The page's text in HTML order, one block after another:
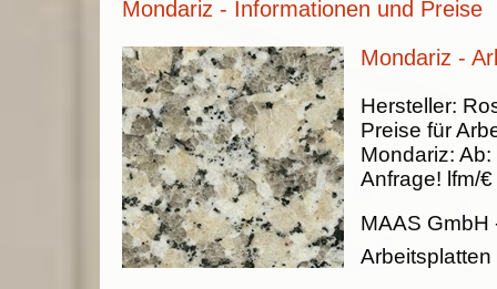
Mondariz - Informationen und Preise
Mondariz -
Hersteller:
Preise für
Mondariz: Ab:
Anfrage! lfm/€
MAAS GmbH
Arbeitsplatten